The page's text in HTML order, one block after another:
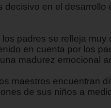
decisivo en el desarrollo
padres se refleja muy
en cuenta por los
madurez emocional
maestros encuentran
de sus niños a